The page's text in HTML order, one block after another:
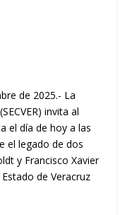
de 2025.- La
invita al
el día de hoy a las
el legado de dos
y Francisco Xavier
de Veracruz